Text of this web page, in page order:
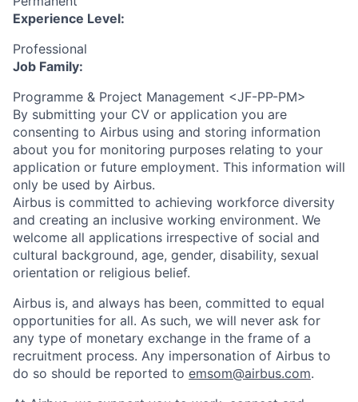
Experience Level:
Professional
Job Family:
Programme & Project Management <JF-PP-PM>
By submitting your CV or application you are
consenting to Airbus using and storing information
about you for monitoring purposes relating to your
application or future employment. This information will
only be used by Airbus.
Airbus is committed to achieving workforce diversity
and creating an inclusive working environment. We
welcome all applications irrespective of social and
cultural background, age, gender, disability, sexual
orientation or religious belief.
Airbus is, and always has been, committed to equal
opportunities for all. As such, we will never ask for
any type of monetary exchange in the frame of a
recruitment process. Any impersonation of Airbus to
do so should be reported to emsom@airbus.com.